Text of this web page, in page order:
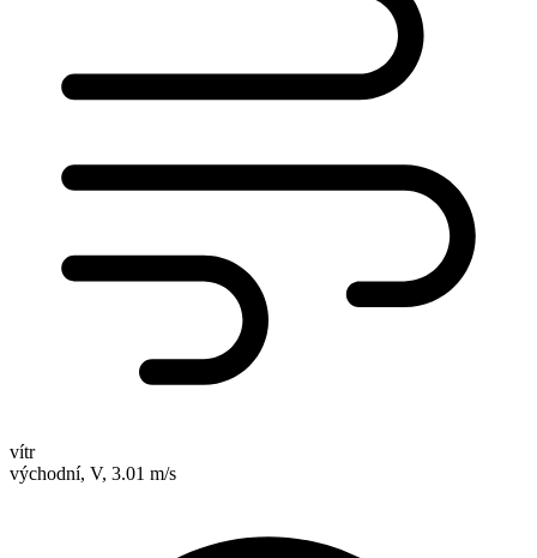
vítr
východní, V, 3.01 m/s